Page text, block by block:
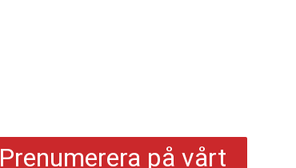
Prenumerera på vårt